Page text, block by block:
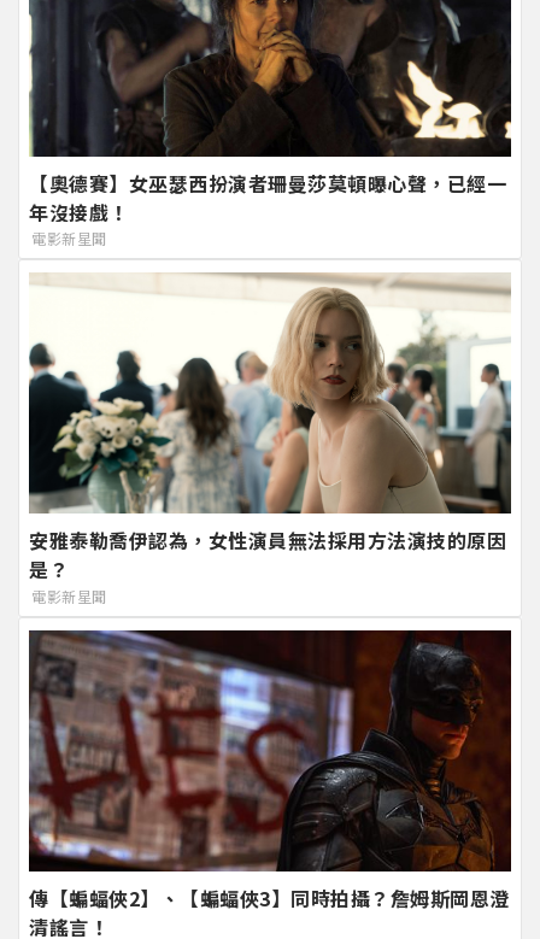
【奧德賽】女巫瑟西扮演者珊曼莎莫頓曝心聲，已經一
年沒接戲！
電影新星聞
安雅泰勒喬伊認為，女性演員無法採用方法演技的原因
是？
電影新星聞
傳【蝙蝠俠2】、【蝙蝠俠3】同時拍攝？詹姆斯岡恩澄
清謠言！